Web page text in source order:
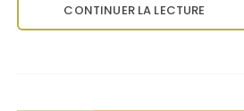
CONTINUER LA LECTURE